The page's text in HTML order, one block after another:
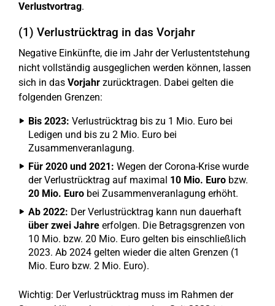
Verlustvortrag.
(1) Verlustrücktrag in das Vorjahr
Negative Einkünfte, die im Jahr der Verlustentstehung
nicht vollständig ausgeglichen werden können, lassen
sich in das Vorjahr zurücktragen. Dabei gelten die
folgenden Grenzen:
Bis 2023: Verlustrücktrag bis zu 1 Mio. Euro bei
Ledigen und bis zu 2 Mio. Euro bei
Zusammenveranlagung.
Für 2020 und 2021: Wegen der Corona-Krise wurde
der Verlustrücktrag auf maximal 10 Mio. Euro bzw.
20 Mio. Euro bei Zusammenveranlagung erhöht.
Ab 2022: Der Verlustrücktrag kann nun dauerhaft
über zwei Jahre erfolgen. Die Betragsgrenzen von
10 Mio. bzw. 20 Mio. Euro gelten bis einschließlich
2023. Ab 2024 gelten wieder die alten Grenzen (1
Mio. Euro bzw. 2 Mio. Euro).
Wichtig: Der Verlustrücktrag muss im Rahmen der